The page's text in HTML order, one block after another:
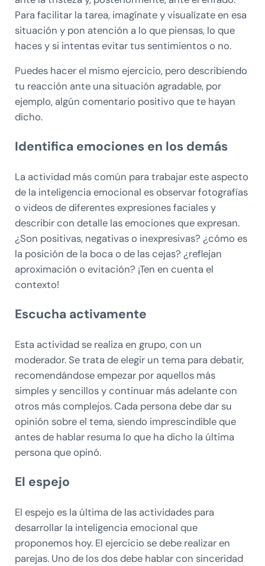
Para facilitar la tarea, imagínate y visualízate en esa
situación y pon atención a lo que piensas, lo que
haces y si intentas evitar tus sentimientos o no.
Puedes hacer el mismo ejercicio, pero describiendo
tu reacción ante una situación agradable, por
ejemplo, algún comentario positivo que te hayan
dicho.
Identifica emociones en los demás
La actividad más común para trabajar este aspecto
de la inteligencia emocional es observar fotografías
o videos de diferentes expresiones faciales y
describir con detalle las emociones que expresan.
¿Son positivas, negativas o inexpresivas? ¿cómo es
la posición de la boca o de las cejas? ¿reflejan
aproximación o evitación? ¡Ten en cuenta el
contexto!
Escucha activamente
Esta actividad se realiza en grupo, con un
moderador. Se trata de elegir un tema para debatir,
recomendándose empezar por aquellos más
simples y sencillos y continuar más adelante con
otros más complejos. Cada persona debe dar su
opinión sobre el tema, siendo imprescindible que
antes de hablar resuma lo que ha dicho la última
persona que opinó.
El espejo
El espejo es la última de las actividades para
desarrollar la inteligencia emocional que
proponemos hoy. El ejercicio se debe realizar en
parejas. Uno de los dos debe hablar con sinceridad